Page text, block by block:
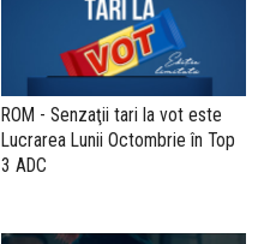
ROM - Senzaţii tari la vot este
Lucrarea Lunii Octombrie în Top
3 ADC